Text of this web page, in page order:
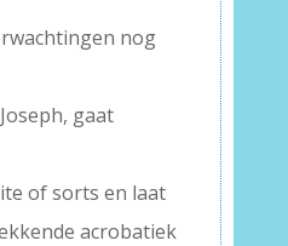
nog
gaat
of sorts en laat
acrobatiek